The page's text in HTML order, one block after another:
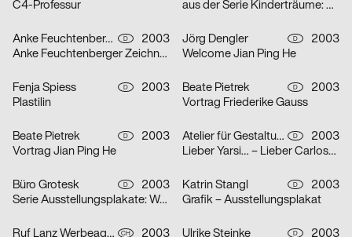
C4-Professur
aus der Serie Kinderträume: Feuerwehr
Anke Feuchtenberger D
2003
Anke Feuchtenberger Zeichnungen
Jörg Dengler D
2003
Welcome Jian Ping He
Fenja Spiess D
2003
Plastilin
Beate Pietrek D
2003
Vortrag Friederike Gauss
Beate Pietrek D
2003
Vortrag Jian Ping He
Atelier für Gestaltung D
2003
Lieber Yarsi… – Lieber Carlos… – Serie von zwei Plakaten
Büro Grotesk D
2003
Serie Ausstellungsplakate: Wolfgang Vetten – Jürgen Paas – Kunstauktion
Katrin Stangl D
2003
Grafik – Ausstellungsplakat
Ruf Lanz Werbeagentur AG CH
2003
Ulrike Steinke D
2003